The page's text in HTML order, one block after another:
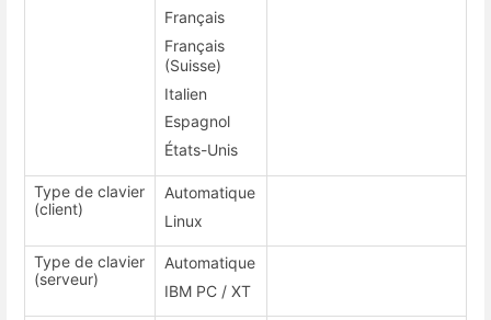
Français
Français
(Suisse)
Italien
Espagnol
États-Unis
Type de clavier
(client)
Automatique
Linux
Type de clavier
(serveur)
Automatique
IBM PC / XT